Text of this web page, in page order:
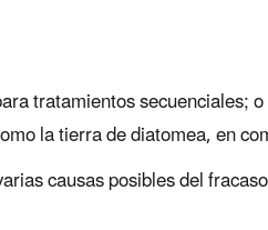
tratamientos secuenciales; o
la tierra de diatomea, en
causas posibles del